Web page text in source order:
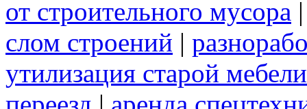
от строительного мусора
слом строений |
утилизация старой мебели